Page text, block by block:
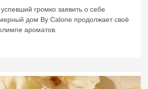
громко заявить о себе
дом By Calone продолжает своё
ароматов.